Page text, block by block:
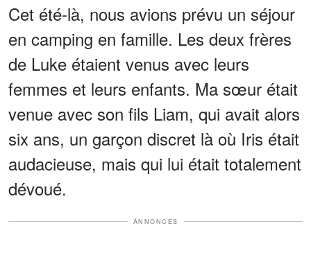
Cet été-là, nous avions prévu un séjour
en camping en famille. Les deux frères
de Luke étaient venus avec leurs
femmes et leurs enfants. Ma sœur était
venue avec son fils Liam, qui avait alors
six ans, un garçon discret là où Iris était
audacieuse, mais qui lui était totalement
dévoué.
ANNONCES